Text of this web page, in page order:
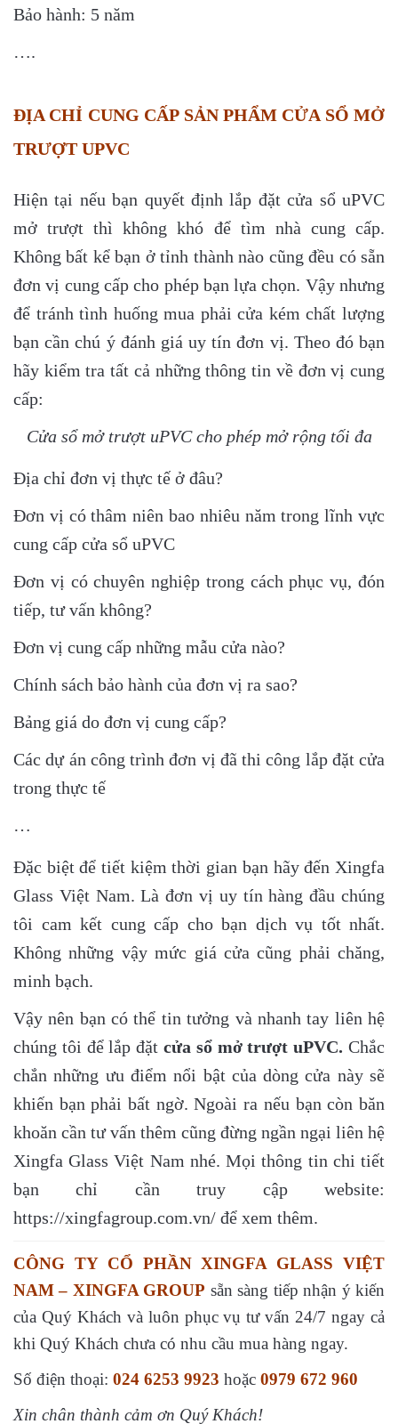
Bảo hành: 5 năm
….
ĐỊA CHỈ CUNG CẤP SẢN PHẨM CỬA SỔ MỞ
TRƯỢT UPVC
Hiện tại nếu bạn quyết định lắp đặt cửa sổ uPVC
mở trượt thì không khó để tìm nhà cung cấp.
Không bất kể bạn ở tỉnh thành nào cũng đều có sẵn
đơn vị cung cấp cho phép bạn lựa chọn. Vậy nhưng
để tránh tình huống mua phải cửa kém chất lượng
bạn cần chú ý đánh giá uy tín đơn vị. Theo đó bạn
hãy kiểm tra tất cả những thông tin về đơn vị cung
cấp:
Cửa sổ mở trượt uPVC cho phép mở rộng tối đa
Địa chỉ đơn vị thực tế ở đâu?
Đơn vị có thâm niên bao nhiêu năm trong lĩnh vực
cung cấp cửa sổ uPVC
Đơn vị có chuyên nghiệp trong cách phục vụ, đón
tiếp, tư vấn không?
Đơn vị cung cấp những mẫu cửa nào?
Chính sách bảo hành của đơn vị ra sao?
Bảng giá do đơn vị cung cấp?
Các dự án công trình đơn vị đã thi công lắp đặt cửa
trong thực tế
…
Đặc biệt để tiết kiệm thời gian bạn hãy đến Xingfa
Glass Việt Nam. Là đơn vị uy tín hàng đầu chúng
tôi cam kết cung cấp cho bạn dịch vụ tốt nhất.
Không những vậy mức giá cửa cũng phải chăng,
minh bạch.
Vậy nên bạn có thể tin tưởng và nhanh tay liên hệ
chúng tôi để lắp đặt cửa sổ mở trượt uPVC. Chắc
chắn những ưu điểm nổi bật của dòng cửa này sẽ
khiến bạn phải bất ngờ. Ngoài ra nếu bạn còn băn
khoăn cần tư vấn thêm cũng đừng ngần ngại liên hệ
Xingfa Glass Việt Nam nhé. Mọi thông tin chi tiết
bạn chỉ cần truy cập website:
https://xingfagroup.com.vn/ để xem thêm.
CÔNG TY CỔ PHẦN XINGFA GLASS VIỆT
NAM – XINGFA GROUP sẵn sàng tiếp nhận ý kiến
của Quý Khách và luôn phục vụ tư vấn 24/7 ngay cả
khi Quý Khách chưa có nhu cầu mua hàng ngay.
Số điện thoại: 024 6253 9923 hoặc 0979 672 960
Xin chân thành cảm ơn Quý Khách!